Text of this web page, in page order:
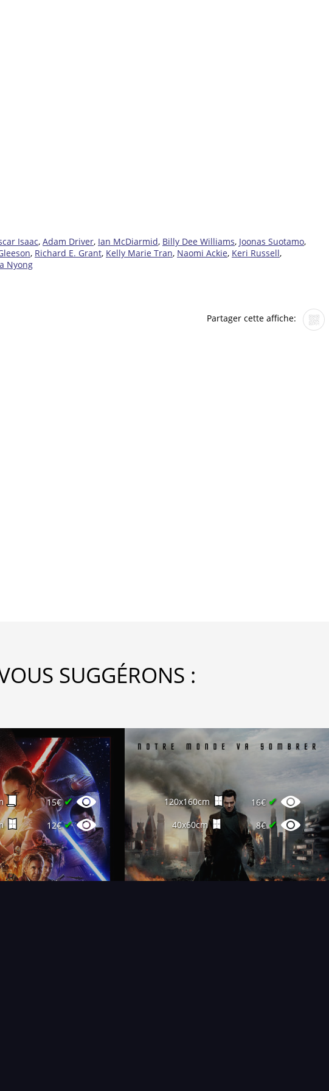
Isaac, Adam Driver, Ian McDiarmid, Billy Dee Williams, Joonas Suotamo,
, Richard E. Grant, Kelly Marie Tran, Naomi Ackie, Keri Russell,
Nyong
Partager cette affiche:
SUGGÉRONS :
15€✔
12€✔
120x160cm 16€ ✔
40x60cm 8€✔